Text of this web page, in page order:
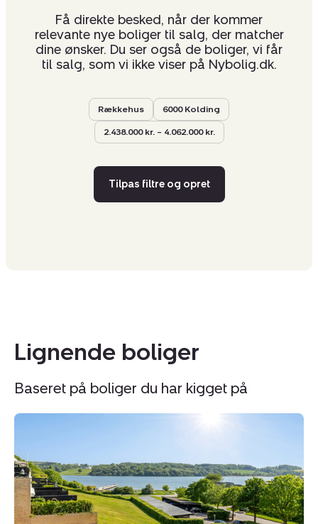
Få direkte besked, når der kommer
relevante nye boliger til salg, der matcher
dine ønsker. Du ser også de boliger, vi får
til salg, som vi ikke viser på Nybolig.dk.
Rækkehus 6000 Kolding
2.438.000 kr. – 4.062.000 kr.
Tilpas filtre og opret
Lignende boliger
Baseret på boliger du har kigget på
5,
Strandhuse,
6000
Kolding